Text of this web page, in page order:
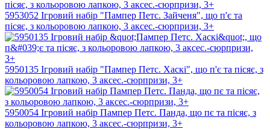
5953052 Ігровий набір "Пампер Петс. Зайченя", що п'є та
пісяє, з кольоровою лапкою, 3 аксес.-сюрпризи, 3+
5950135 Ігровий набір "Пампер Петс. Хаскі", що п'є та пісяє, з
кольоровою лапкою, 3 аксес.-сюрпризи, 3+
5950054 Ігровий набір Пампер Петс. Панда, що пє та пісяє, з
кольоровою лапкою, 3 аксес.-сюрпризи, 3+